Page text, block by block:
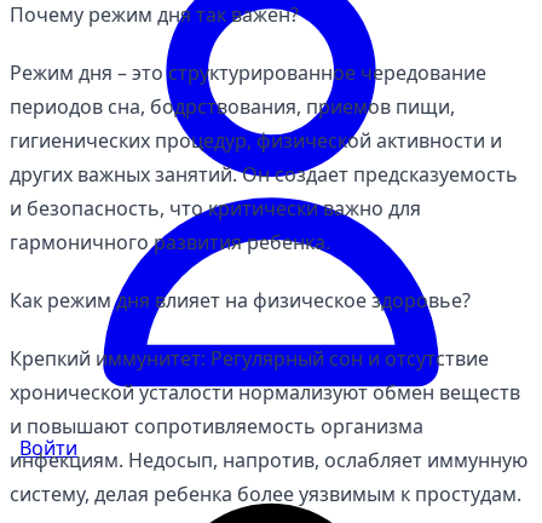
Войти
Почему режим дня так важен?
Режим дня – это структурированное чередование
периодов сна, бодрствования, приемов пищи,
гигиенических процедур, физической активности и
других важных занятий. Он создает предсказуемость
и безопасность, что критически важно для
гармоничного развития ребенка.
Как режим дня влияет на физическое здоровье?
Крепкий иммунитет: Регулярный сон и отсутствие
хронической усталости нормализуют обмен веществ
и повышают сопротивляемость организма
инфекциям. Недосып, напротив, ослабляет иммунную
систему, делая ребенка более уязвимым к простудам.